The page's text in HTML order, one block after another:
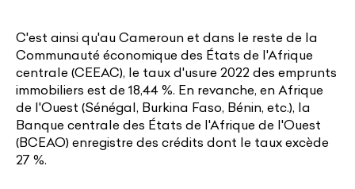
C'est ainsi qu'au Cameroun et dans le reste de la
Communauté économique des États de l'Afrique
centrale (CEEAC), le taux d'usure 2022 des emprunts
immobiliers est de 18,44 %. En revanche, en Afrique
de l'Ouest (Sénégal, Burkina Faso, Bénin, etc.), la
Banque centrale des États de l'Afrique de l'Ouest
(BCEAO) enregistre des crédits dont le taux excède
27 %.